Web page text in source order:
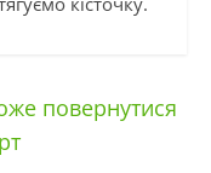
повернутися